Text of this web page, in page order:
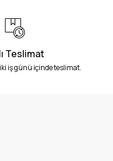
Teslimat
iş günü içinde teslimat.